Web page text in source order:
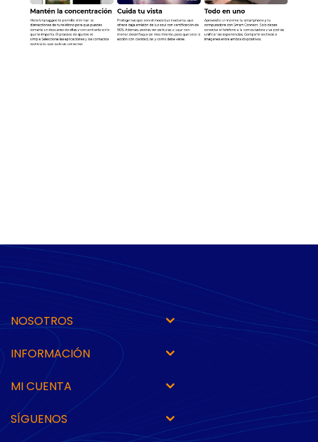
NOSOTROS
INFORMACIÓN
MI CUENTA
SÍGUENOS